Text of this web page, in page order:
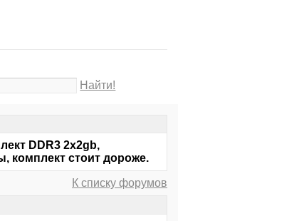
Найти!
DDR3 2x2gb,
комплект стоит дороже.
К списку форумов